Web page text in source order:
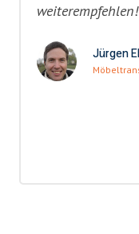
Jürgen